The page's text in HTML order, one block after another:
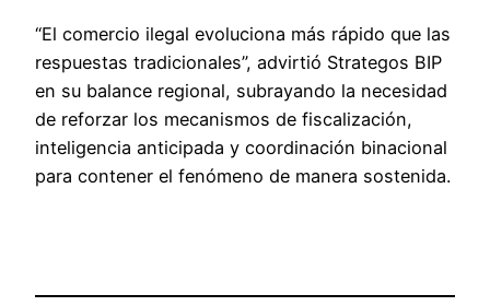
“El comercio ilegal evoluciona más rápido que las
respuestas tradicionales”, advirtió Strategos BIP
en su balance regional, subrayando la necesidad
de reforzar los mecanismos de fiscalización,
inteligencia anticipada y coordinación binacional
para contener el fenómeno de manera sostenida.